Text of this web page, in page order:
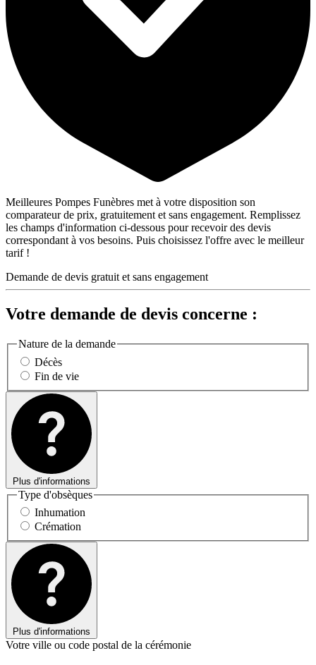
Meilleures Pompes Funèbres met à votre disposition son
comparateur de prix, gratuitement et sans engagement. Remplissez
les champs d'information ci-dessous pour recevoir des devis
correspondant à vos besoins. Puis choisissez l'offre avec le meilleur
tarif !
Demande de devis gratuit et sans engagement
Votre demande de devis concerne :
Nature de la demande
Décès
Fin de vie
Plus d'informations
Type d'obsèques
Inhumation
Crémation
Plus d'informations
Votre ville ou code postal de la cérémonie